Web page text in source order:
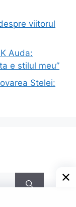
viitorul
Auda:
e stilul meu”
Stelei: